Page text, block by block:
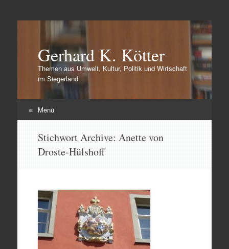
Gerhard K. Kötter
Themen aus Umwelt, Kultur, Politik und Wirtschaft
im Siegerland
Menü
springen
Stichwort Archive: Anette von
Droste-Hülshoff